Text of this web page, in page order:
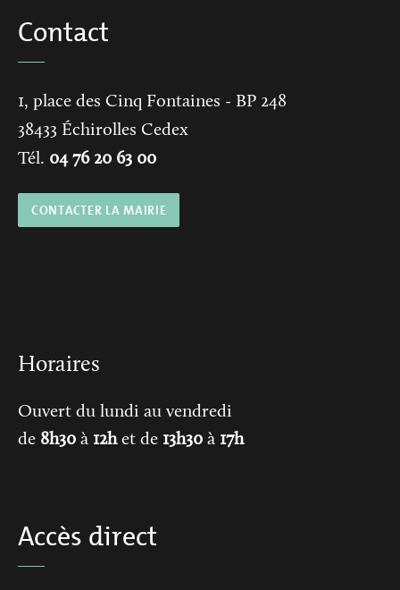
Contact
1, place des Cinq Fontaines - BP 248
38433 Échirolles Cedex
Tél. 04 76 20 63 00
CONTACTER LA MAIRIE
Horaires
Ouvert du lundi au vendredi
de 8h30 à 12het de 13h30 à 17h
Accès direct